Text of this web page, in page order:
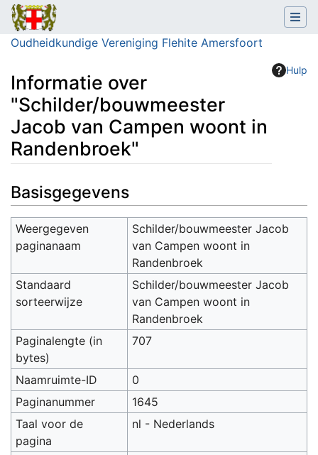
Oudheidkundige Vereniging Flehite Amersfoort
Hulp
Informatie over
"Schilder/bouwmeester
Jacob van Campen woont in
Randenbroek"
Ga naar:
Basisgegevens
Weergegeven
paginanaam
Schilder/bouwmeester Jacob
van Campen woont in
Randenbroek
Standaard
sorteerwijze
Schilder/bouwmeester Jacob
van Campen woont in
Randenbroek
Paginalengte (in
bytes)
707
Naamruimte-ID
0
Paginanummer
1645
Taal voor de
pagina
nl - Nederlands